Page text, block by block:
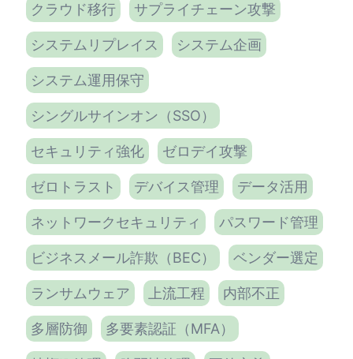
クラウド移行 サプライチェーン攻撃
システムリプレイス システム企画
システム運用保守
シングルサインオン（SSO）
セキュリティ強化 ゼロデイ攻撃
ゼロトラスト デバイス管理 データ活用
ネットワークセキュリティ パスワード管理
ビジネスメール詐欺（BEC） ベンダー選定
ランサムウェア 上流工程 内部不正
多層防御 多要素認証（MFA）